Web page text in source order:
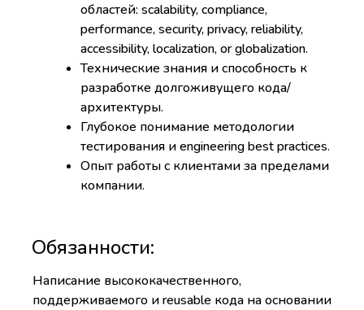
областей: scalability, compliance,
performance, security, privacy, reliability,
accessibility, localization, or globalization.
Технические знания и способность к
разработке долгоживущего кода/
архитектуры.
Глубокое понимание методологии
тестирования и engineering best practices.
Опыт работы с клиентами за пределами
компании.
Обязанности:
Написание высококачественного,
поддерживаемого и reusable кода на основании